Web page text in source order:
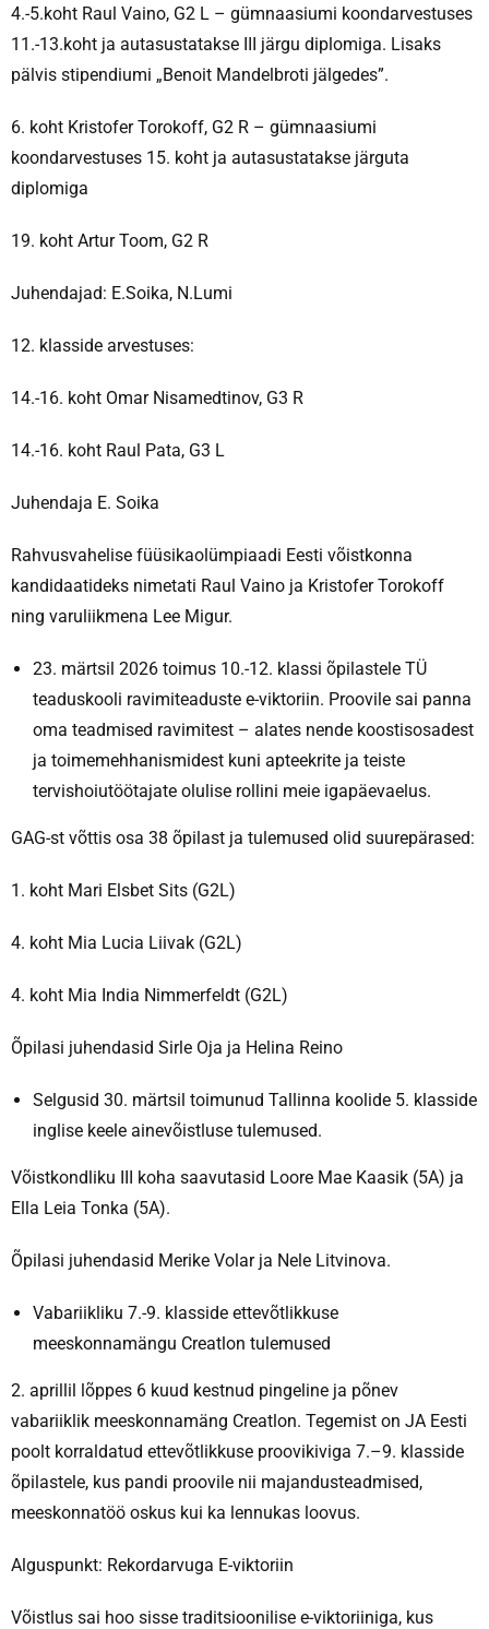
4.-5.koht Raul Vaino, G2 L – gümnaasiumi koondarvestuses
11.-13.koht ja autasustatakse III järgu diplomiga. Lisaks
pälvis stipendiumi „Benoit Mandelbroti jälgedes”.
6. koht Kristofer Torokoff, G2 R – gümnaasiumi
koondarvestuses 15. koht ja autasustatakse järguta
diplomiga
19. koht Artur Toom, G2 R
Juhendajad: E.Soika, N.Lumi
12. klasside arvestuses:
14.-16. koht Omar Nisamedtinov, G3 R
14.-16. koht Raul Pata, G3 L
Juhendaja E. Soika
Rahvusvahelise füüsikaolümpiaadi Eesti võistkonna
kandidaatideks nimetati Raul Vaino ja Kristofer Torokoff
ning varuliikmena Lee Migur.
23. märtsil 2026 toimus 10.-12. klassi õpilastele TÜ
teaduskooli ravimiteaduste e-viktoriin. Proovile sai panna
oma teadmised ravimitest – alates nende koostisosadest
ja toimemehhanismidest kuni apteekrite ja teiste
tervishoiutöötajate olulise rollini meie igapäevaelus.
GAG-st võttis osa 38 õpilast ja tulemused olid suurepärased:
1. koht Mari Elsbet Sits (G2L)
4. koht Mia Lucia Liivak (G2L)
4. koht Mia India Nimmerfeldt (G2L)
Õpilasi juhendasid Sirle Oja ja Helina Reino
Selgusid 30. märtsil toimunud Tallinna koolide 5. klasside
inglise keele ainevõistluse tulemused.
Võistkondliku III koha saavutasid Loore Mae Kaasik (5A) ja
Ella Leia Tonka (5A).
Õpilasi juhendasid Merike Volar ja Nele Litvinova.
Vabariikliku 7.-9. klasside ettevõtlikkuse
meeskonnamängu Creatlon tulemused
2. aprillil lõppes 6 kuud kestnud pingeline ja põnev
vabariiklik meeskonnamäng Creatlon. Tegemist on JA Eesti
poolt korraldatud ettevõtlikkuse proovikiviga 7.–9. klasside
õpilastele, kus pandi proovile nii majandusteadmised,
meeskonnatöö oskus kui ka lennukas loovus.
Alguspunkt: Rekordarvuga E-viktoriin
Võistlus sai hoo sisse traditsioonilise e-viktoriiniga, kus